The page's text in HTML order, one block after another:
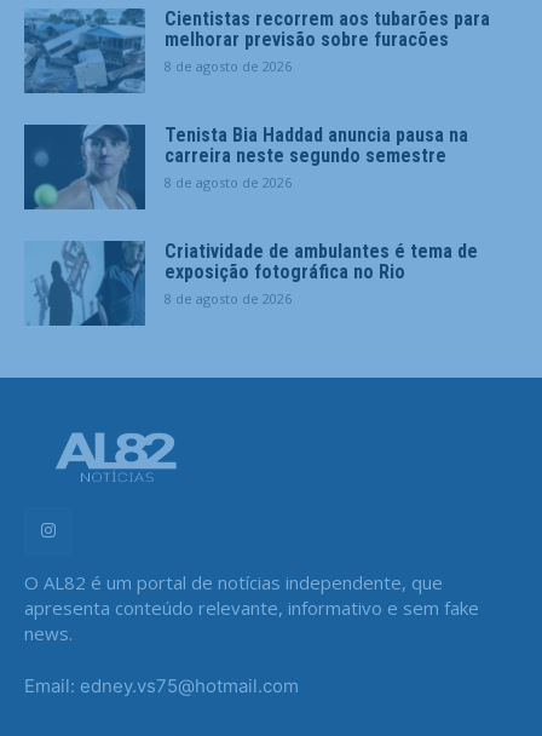
Cientistas recorrem aos tubarões para
melhorar previsão sobre furacões
8 de agosto de 2026
Tenista Bia Haddad anuncia pausa na
carreira neste segundo semestre
8 de agosto de 2026
Criatividade de ambulantes é tema de
exposição fotográfica no Rio
8 de agosto de 2026
O AL82 é um portal de notícias independente, que
apresenta conteúdo relevante, informativo e sem fake
news.
Email: edney.vs75@hotmail.com